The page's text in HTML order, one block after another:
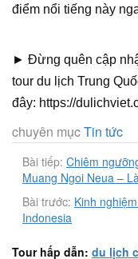
điểm nổi tiếng này
► Đừng quên cập
tour du lịch Trung
đây: https://
chuyên mụcTin tức
Bài tiếp: Chiêm
Muang Ngoi Neua –
Bài trước: Kinh
Indonesia
Tour hấp dẫn: du lịch